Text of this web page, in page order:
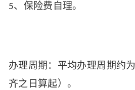
5、保险费自理。
办理周期：平均办理周期约为
齐之日算起）。